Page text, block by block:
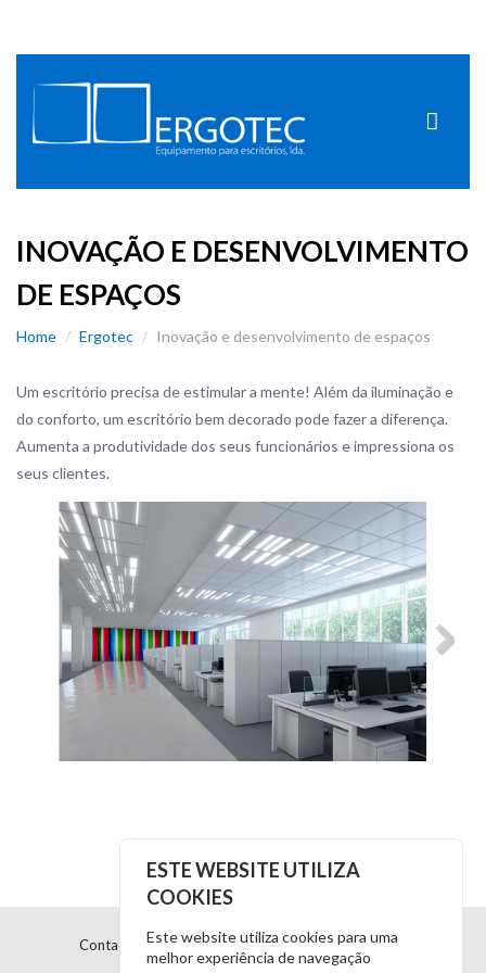
ESTE WEBSITE UTILIZA
COOKIES
Este website utiliza cookies para uma
melhor experiência de navegação
INOVAÇÃO E DESENVOLVIMENTO
DE ESPAÇOS
Home Ergotec Inovação e desenvolvimento de espaços
Um escritório precisa de estimular a mente! Além da iluminação e
do conforto, um escritório bem decorado pode fazer a diferença.
Aumenta a produtividade dos seus funcionários e impressiona os
seus clientes.
Contacto: +351 21 381 58 51 / +351 21 352 01 52